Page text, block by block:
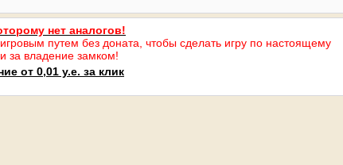
нет аналогов!
путем без доната, чтобы сделать игру по настоящему
за владение замком!
от 0,01 у.е. за клик